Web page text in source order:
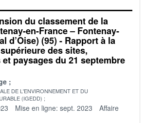
du classement de la
en-France – Fontenay-
d’Oise) (95) - Rapport à la
des sites,
paysages du 21 septembre
DE L'ENVIRONNEMENT ET DU
(IGEDD)
Mise en ligne: sept. 2023
Affaire